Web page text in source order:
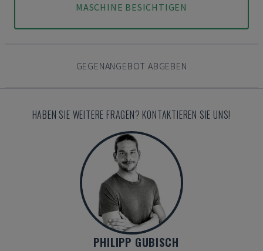
MASCHINE BESICHTIGEN
GEGENANGEBOT ABGEBEN
HABEN SIE WEITERE FRAGEN? KONTAKTIEREN SIE UNS!
PHILIPP GUBISCH